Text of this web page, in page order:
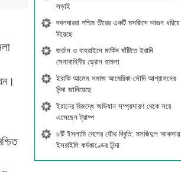
লড়াই
দখলদাররা পশ্চিম তীরের একটি মসজিদে আগুন ধরিয়ে
দিয়েছে
জর্ডান ও বাহরাইনে মার্কিন ঘাঁটিতে ইরানি
সেনাবাহিনীর ড্রোন হামলা
ইরাকি আলেম সমাজ আমেরিকা-সৌদি আগ্রাসনের
নিন্দা জানিয়েছে
ইরানের বিরুদ্ধে অভিযান সম্প্রসারণ থেকে সরে
এসেছেন ট্রাম্প
৮টি ইসলামি দেশের যৌথ বিবৃতি: মসজিদুল আকসায়
ইসরাইলি কর্মকাণ্ডের নিন্দা